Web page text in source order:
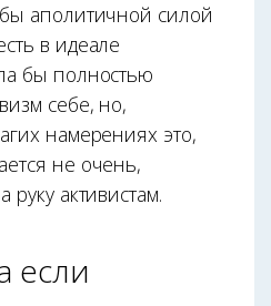
бы аполитичной силой
в идеале
бы полностью
себе, но,
намерениях это,
не очень,
руку активистам.
если